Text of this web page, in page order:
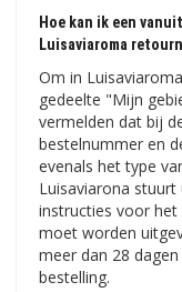
Hoe kan ik een
Luisaviaroma
Om in
gedeelte "Mijn
vermelden dat bij
bestelnummer en
evenals het type
Luisaviarona
instructies voor
moet worden
meer dan 28
bestelling.